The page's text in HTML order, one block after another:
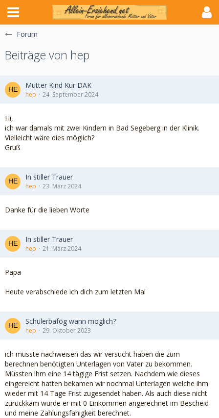
Forum
Beiträge von hep
Mutter Kind Kur DAK
hep 24. September 2024
Hi,
ich war damals mit zwei Kindern in Bad Segeberg in der Klinik.
Vielleicht wäre dies möglich?
Gruß
In stiller Trauer
hep 23. März 2024
Danke für die lieben Worte
In stiller Trauer
hep 21. März 2024
Papa
Heute verabschiede ich dich zum letzten Mal
Schülerbafög wann möglich?
hep 29. Oktober 2023
ich musste nachweisen das wir versucht haben die zum
berechnen benötigten Unterlagen von Vater zu bekommen.
Müssten ihm eine 14 tägige Frist setzen. Nachdem wie dieses
eingereicht hatten bekamen wir nochmal Unterlagen welche ihm
wieder mit 14 Tage Frist zugesendet haben. Als auch diese nicht
zurückkam wurde er mit 0 Einkommen angerechnet im Bescheid
und meine Zahlungsfahigkeit berechnet.